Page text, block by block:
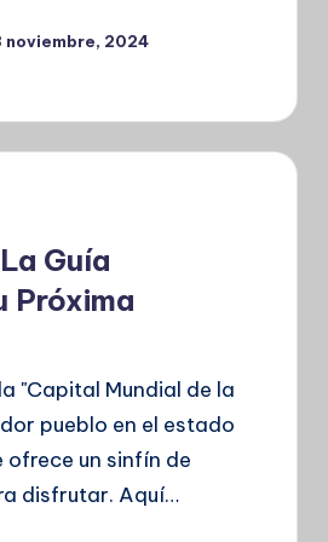
noviembre, 2024
Guía
Próxima
"Capital Mundial de la
pueblo en el estado
un sinfín de
disfrutar. Aquí…